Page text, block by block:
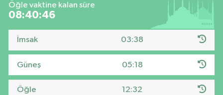
Öğle vaktine kalan süre
08:40:45
İmsak 03:38
Güneş 05:18
Öğle 12:32